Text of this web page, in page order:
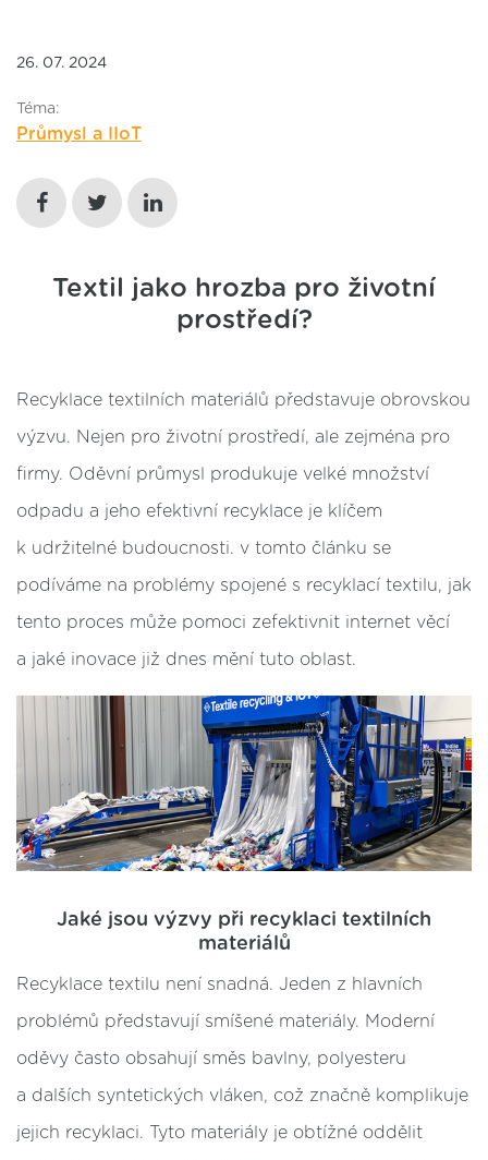
26. 07. 2024
Téma:
Průmysl a IIoT
Textil jako hrozba pro životní
prostředí?
Recyklace textilních materiálů představuje obrovskou
výzvu. Nejen pro životní prostředí, ale zejména pro
firmy. Oděvní průmysl produkuje velké množství
odpadu a jeho efektivní recyklace je klíčem
k udržitelné budoucnosti. v tomto článku se
podíváme na problémy spojené s recyklací textilu, jak
tento proces může pomoci zefektivnit internet věcí
a jaké inovace již dnes mění tuto oblast.
Jaké jsou výzvy při recyklaci textilních
materiálů
Recyklace textilu není snadná. Jeden z hlavních
problémů představují smíšené materiály. Moderní
oděvy často obsahují směs bavlny, polyesteru
a dalších syntetických vláken, což značně komplikuje
jejich recyklaci. Tyto materiály je obtížné oddělit